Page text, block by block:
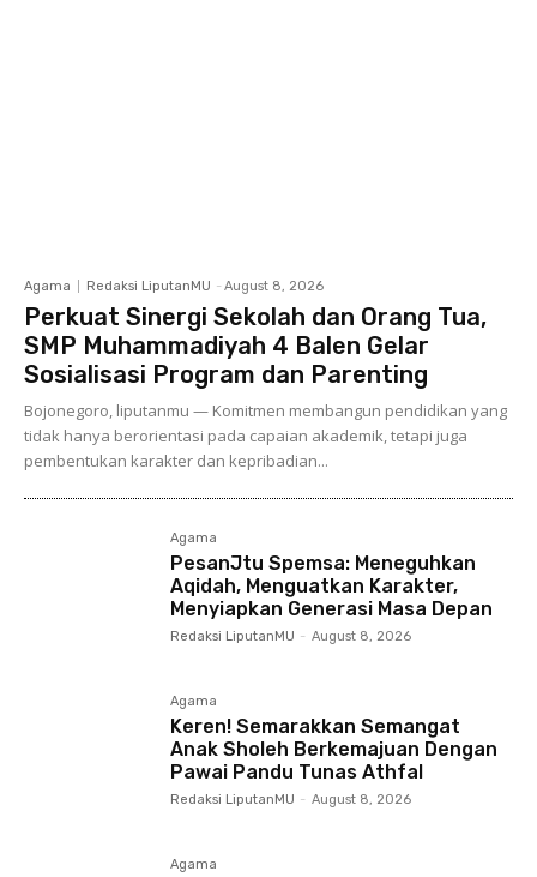
Agama Redaksi LiputanMU - August 8, 2026
Perkuat Sinergi Sekolah dan Orang Tua,
SMP Muhammadiyah 4 Balen Gelar
Sosialisasi Program dan Parenting
Bojonegoro, liputanmu — Komitmen membangun pendidikan yang
tidak hanya berorientasi pada capaian akademik, tetapi juga
pembentukan karakter dan kepribadian...
Agama
PesanJtu Spemsa: Meneguhkan
Aqidah, Menguatkan Karakter,
Menyiapkan Generasi Masa Depan
Redaksi LiputanMU - August 8, 2026
Agama
Keren! Semarakkan Semangat
Anak Sholeh Berkemajuan Dengan
Pawai Pandu Tunas Athfal
Redaksi LiputanMU - August 8, 2026
Agama